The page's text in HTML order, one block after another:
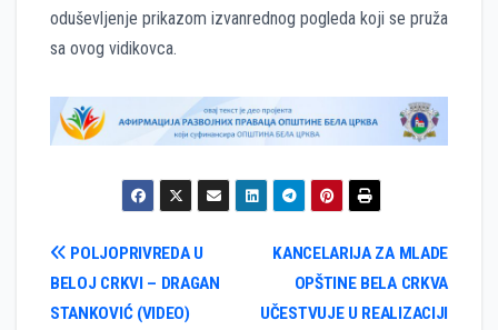
oduševljenje prikazom izvanrednog pogleda koji se pruža
sa ovog vidikovca.
Кретање
чланка
KANCELARIJA ZA MLADE
OPŠTINE BELA CRKVA
UČESTVUJE U REALIZACIJI
POLJOPRIVREDA U
BELOJ CRKVI – DRAGAN
STANKOVIĆ (VIDEO)